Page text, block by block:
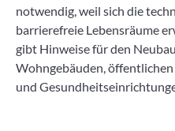
notwendig, weil sich die
barrierefreie Lebensräume
gibt Hinweise für den
Wohngebäuden,
und